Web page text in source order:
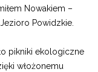
Nowakiem –
Powidzkie.
pikniki ekologiczne
włożonemu